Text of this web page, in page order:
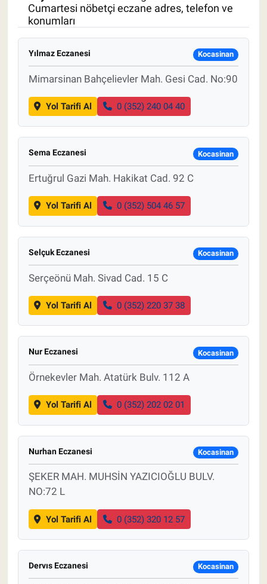
Cumartesi nöbetçi eczane adres, telefon ve
konumları
Yılmaz Eczanesi Kocasinan
Mimarsinan Bahçelievler Mah. Gesi Cad. No:90
Yol Tarifi Al 0 (352) 240 04 40
Sema Eczanesi Kocasinan
Ertuğrul Gazi Mah. Hakikat Cad. 92 C
Yol Tarifi Al 0 (352) 504 46 57
Selçuk Eczanesi Kocasinan
Serçeönü Mah. Sivad Cad. 15 C
Yol Tarifi Al 0 (352) 220 37 38
Nur Eczanesi Kocasinan
Örnekevler Mah. Atatürk Bulv. 112 A
Yol Tarifi Al 0 (352) 202 02 01
Nurhan Eczanesi Kocasinan
ŞEKER MAH. MUHSİN YAZICIOĞLU BULV.
NO:72 L
Yol Tarifi Al 0 (352) 320 12 57
Dervıs Eczanesi Kocasinan
Pankobirlik
Et fiyatları
Tarım Bilgisi
Yetiştirici Soruyor
Üretici Birlikleri
Şeker ve Şekerli Mamüller
Tahıllar ve Baklagiller
Tohum